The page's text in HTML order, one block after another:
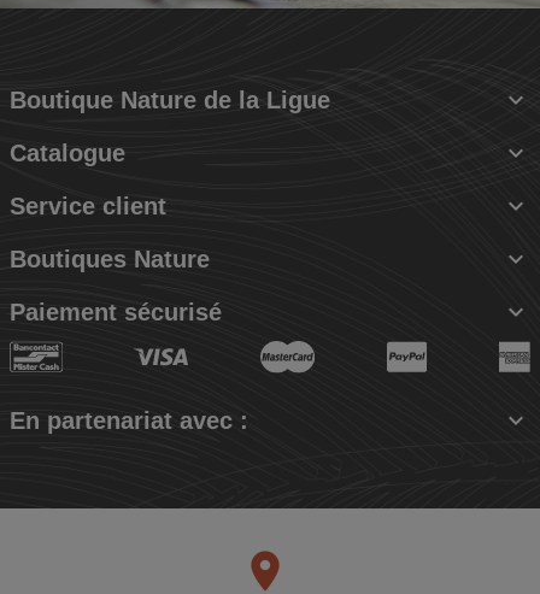
Boutique Nature de la Ligue 
Catalogue 
Service client 
Boutiques Nature 
Paiement sécurisé 
En partenariat avec : 
place